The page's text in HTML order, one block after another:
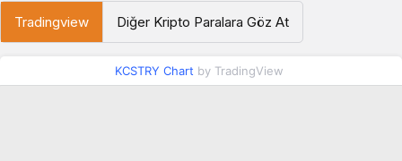
Tradingview Diğer Kripto Paralara Göz At
KCSTRY Chart by TradingView